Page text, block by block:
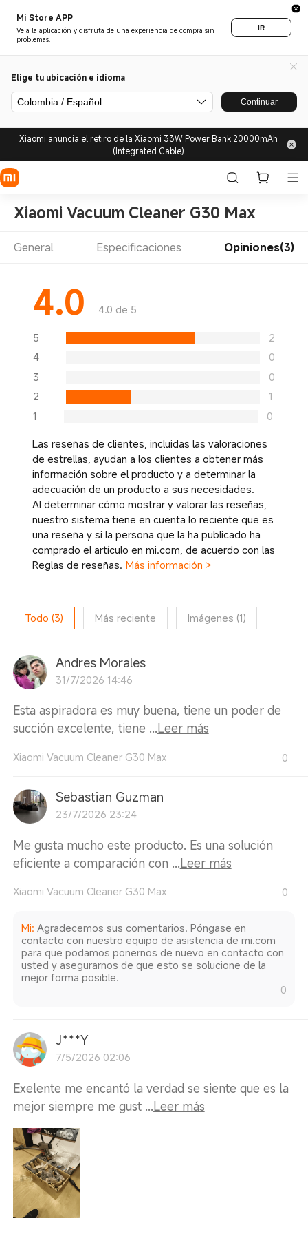
Mi Store APP
Ve a la aplicación y disfruta de una experiencia de compra sin
problemas.
IR
Elige tu ubicación e idioma
Colombia / Español Continuar
Xiaomi anuncia el retiro de la Xiaomi 33W Power Bank 20000mAh
(Integrated Cable)
Xiaomi Vacuum Cleaner G30 Max
General Especificaciones Opiniones(3)
4.0 4.0 de 5
5
2
4
0
3
0
2
1
1
0
Las reseñas de clientes, incluidas las valoraciones
de estrellas, ayudan a los clientes a obtener más
información sobre el producto y a determinar la
adecuación de un producto a sus necesidades.
Al determinar cómo mostrar y valorar las reseñas,
nuestro sistema tiene en cuenta lo reciente que es
una reseña y si la persona que la ha publicado ha
comprado el artículo en mi.com, de acuerdo con las
Reglas de reseñas. Más información >
Todo (3) Más reciente Imágenes (1)
Andres Morales
31/7/2026 14:46
Esta aspiradora es muy buena, tiene un poder de
succión excelente, tiene ...Leer más
Xiaomi Vacuum Cleaner G30 Max 0
Sebastian Guzman
23/7/2026 23:24
Me gusta mucho este producto. Es una solución
eficiente a comparación con ...Leer más
Xiaomi Vacuum Cleaner G30 Max 0
Mi: Agradecemos sus comentarios. Póngase en
contacto con nuestro equipo de asistencia de mi.com
para que podamos ponernos de nuevo en contacto con
usted y asegurarnos de que esto se solucione de la
mejor forma posible.
0
J***Y
7/5/2026 02:06
Exelente me encantó la verdad se siente que es la
mejor siempre me gust ...Leer más